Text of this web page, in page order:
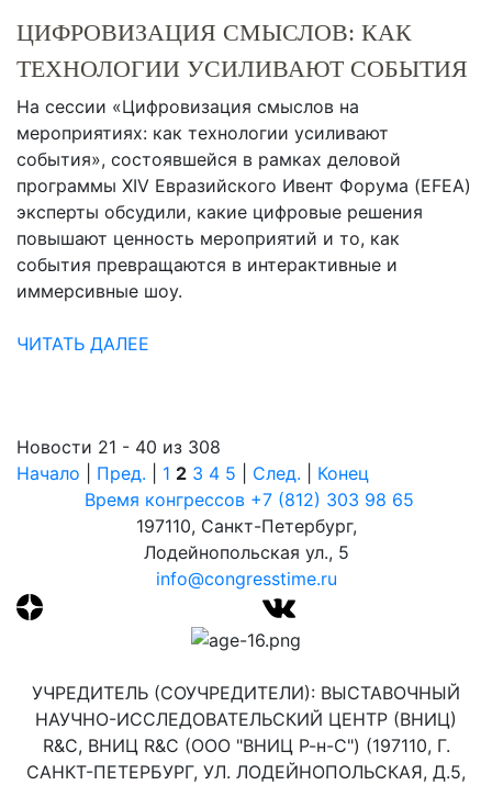
ЦИФРОВИЗАЦИЯ СМЫСЛОВ: КАК
ТЕХНОЛОГИИ УСИЛИВАЮТ СОБЫТИЯ
На сессии «Цифровизация смыслов на
мероприятиях: как технологии усиливают
события», состоявшейся в рамках деловой
программы XIV Евразийского Ивент Форума (EFEA)
эксперты обсудили, какие цифровые решения
повышают ценность мероприятий и то, как
события превращаются в интерактивные и
иммерсивные шоу.
ЧИТАТЬ ДАЛЕЕ
Новости 21 - 40 из 308
Начало
Пред. 1 2 3 4 5 След.
Конец
Время конгрессов +7 (812) 303 98 65
197110, Санкт-Петербург,
Лодейнопольская ул., 5
info@congresstime.ru
УЧРЕДИТЕЛЬ (СОУЧРЕДИТЕЛИ): ВЫСТАВОЧНЫЙ
НАУЧНО-ИССЛЕДОВАТЕЛЬСКИЙ ЦЕНТР (ВНИЦ)
R&C, ВНИЦ R&C (ООО "ВНИЦ Р-н-С") (197110, Г.
САНКТ-ПЕТЕРБУРГ, УЛ. ЛОДЕЙНОПОЛЬСКАЯ, Д.5,